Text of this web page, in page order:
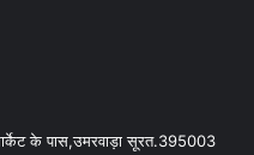
के पास,उमरवाड़ा सूरत.395003